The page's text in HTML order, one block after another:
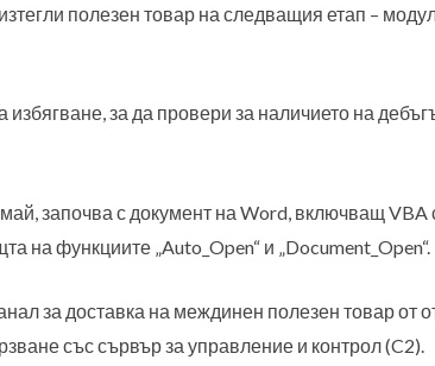
полезен товар на следващия етап –
за да провери за наличието на
започва с документ на Word, включващ VBA
на функциите „Auto_Open“ и „Document_Open“.
за доставка на междинен полезен товар от
със сървър за управление и контрол (C2).